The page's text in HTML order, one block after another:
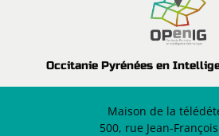
Occitanie Pyrénées en
Maison de la
500, rue Jean-